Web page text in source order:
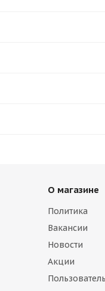
О магазине
Политика
Вакансии
Новости
Акции